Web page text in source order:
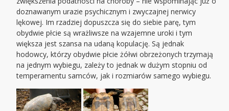
doznawanym urazie psychicznym i zwyczajnej nerwicy
lękowej. Im rzadziej dopuszcza się do siebie parę, tym
obydwie płcie są wrażliwsze na wzajemne uroki i tym
większa jest szansa na udaną kopulację. Są jednak
hodowcy, którzy obydwie płcie żółwi obrzeżonych trzymają
na jednym wybiegu, zależy to jednak w dużym stopniu od
temperamentu samców, jak i rozmiarów samego wybiegu.